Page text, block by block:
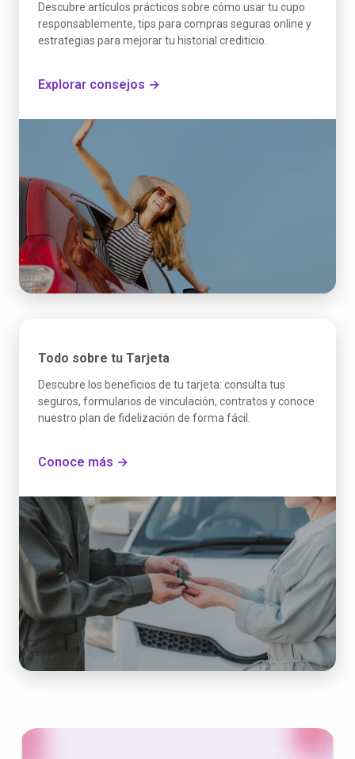
Descubre artículos prácticos sobre cómo usar tu cupo
responsablemente, tips para compras seguras online y
estrategias para mejorar tu historial crediticio.
Explorar consejos →
Todo sobre tu Tarjeta
Descubre los beneficios de tu tarjeta: consulta tus
seguros, formularios de vinculación, contratos y conoce
nuestro plan de fidelización de forma fácil.
Conoce más →